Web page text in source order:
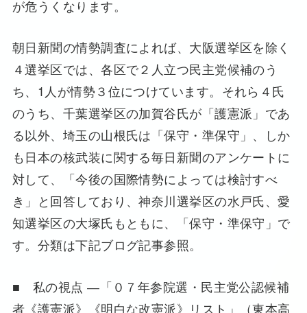
が危うくなります。
朝日新聞の情勢調査によれば、大阪選挙区を除く
４選挙区では、各区で２人立つ民主党候補のう
ち、1人が情勢３位につけています。それら４氏
のうち、千葉選挙区の加賀谷氏が「護憲派」であ
る以外、埼玉の山根氏は「保守・準保守」、しか
も日本の核武装に関する毎日新聞のアンケートに
対して、「今後の国際情勢によっては検討すべ
き」と回答しており、神奈川選挙区の水戸氏、愛
知選挙区の大塚氏もともに、「保守・準保守」で
す。分類は下記ブログ記事参照。
■ 私の視点 ―「０７年参院選・民主党公認候補
者《護憲派》《明白な改憲派》リスト」（東本高